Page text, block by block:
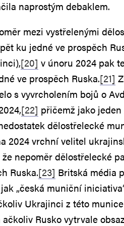
naprostým debaklem.
mezi vystřelenými
ku jedné ve prospěch
[20] v únoru 2024 pak
ve prospěch Ruska.[21]
s vyvrcholením bojů o
[22] přičemž jako
dělostřelecké
2024 vrchní velitel
nepoměr dělostřelecké
Ruska.[23] Britská média
„česká muniční
Ukrajinci z této
ačkoliv Rusko vytrvale